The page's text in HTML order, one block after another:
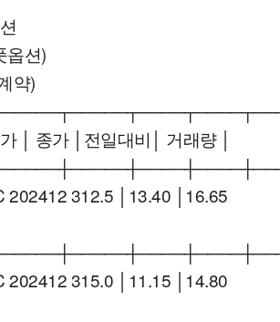
옵션)
약)
│ 종가 │전일대비│ 거래량 │
202412 312.5 │13.40 │16.65
202412 315.0 │11.15 │14.80